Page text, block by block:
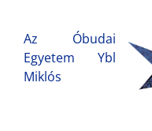
Az Óbudai
Egyetem Ybl
Miklós